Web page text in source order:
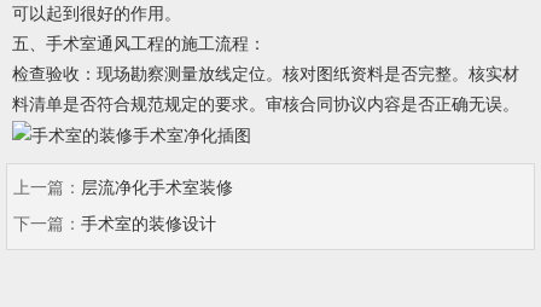
可以起到很好的作用。
五、手术室通风工程的施工流程：
检查验收：现场勘察测量放线定位。核对图纸资料是否完整。核实材
料清单是否符合规范规定的要求。审核合同协议内容是否正确无误。
上一篇： 层流净化手术室装修
下一篇： 手术室的装修设计